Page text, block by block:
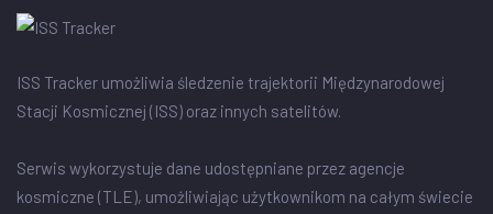
ISS Tracker umożliwia śledzenie trajektorii Międzynarodowej
Stacji Kosmicznej (ISS) oraz innych satelitów.
Serwis wykorzystuje dane udostępniane przez agencje
kosmiczne (TLE), umożliwiając użytkownikom na całym świecie